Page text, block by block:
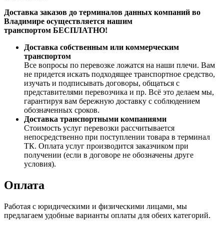
Доставка заказов до терминалов данных компаний во
Владимире осуществляется нашим
транспортом БЕСПЛАТНО!
Доставка собственным или коммерческим
транспортом
Все вопросы по перевозке ложатся на наши плечи. Вам
не придется искать подходящее транспортное средство,
изучать и подписывать договоры, общаться с
представителями перевозчика и пр. Всё это делаем мы,
гарантируя вам бережную доставку с соблюдением
обозначенных сроков.
Доставка транспортными компаниями
Стоимость услуг перевозки рассчитывается
непосредственно при поступлении товара в терминал
ТК. Оплата услуг производится заказчиком при
получении (если в договоре не обозначены друге
условия).
Оплата
Работая с юридическими и физическими лицами, мы
предлагаем удобные варианты оплаты для обеих категорий.